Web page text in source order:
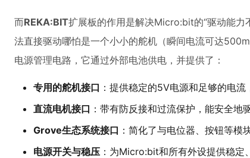
而REKA:BIT扩展板的作用是解决Micro:bit的“驱动能力
法直接驱动哪怕是一个小小的舵机（瞬间电流可达
电源管理电路，它通过外部电池供电，并提供了：
专用的舵机接口 ：提供稳定的5V电源和足够的电流
直流电机接口 ：带有防反接和过流保护，能安全地
Grove生态系统接口 ：简化了与电位器、按钮等模
电源开关与稳压 ：为Micro:bit和所有外设提供稳定